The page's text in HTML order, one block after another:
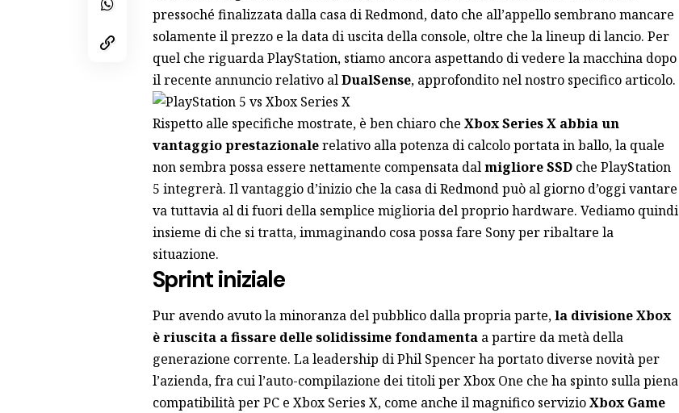
pressoché finalizzata dalla casa di Redmond, dato che all’appello sembrano mancare
solamente il prezzo e la data di uscita della console, oltre che la lineup di lancio. Per
quel che riguarda PlayStation, stiamo ancora aspettando di vedere la macchina dopo
il recente annuncio relativo alDualSense, approfondito nel nostro specifico articolo.
Rispetto alle specifiche mostrate, è ben chiaro che Xbox Series X abbia un
vantaggio prestazionalerelativo alla potenza di calcolo portata in ballo, la quale
non sembra possa essere nettamente compensata dalmigliore SSDche PlayStation
5 integrerà. Il vantaggio d’inizio che la casa di Redmond può al giorno d’oggi vantare
va tuttavia al di fuori della semplice miglioria del proprio hardware. Vediamo quindi
insieme di che si tratta, immaginando cosa possa fare Sony per ribaltare la
situazione.
Sprint iniziale
Pur avendo avuto la minoranza del pubblico dalla propria parte,la divisione Xbox
è riuscita a fissare delle solidissime fondamentaa partire da metà della
generazione corrente. La leadership di Phil Spencer ha portato diverse novità per
l’azienda, fra cui l’auto-compilazione dei titoli per Xbox One che ha spinto sulla piena
compatibilità per PC e Xbox Series X, come anche il magnifico servizioXbox Game